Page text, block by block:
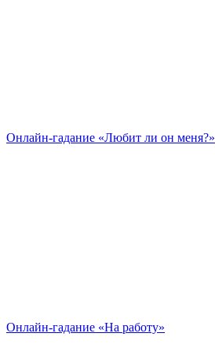
Онлайн-гадание «Любит ли он меня?»
Онлайн-гадание «На работу»